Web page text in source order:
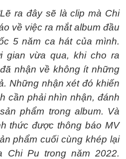
ra đây sẽ là clip mà Chi
về việc ra mắt album đầu
5 năm ca hát của mình.
gian vừa qua, khi cho ra
nhận về không ít những
Những nhận xét đó khiến
cần phải nhìn nhận, đánh
phẩm trong album. Và
thức được thông báo MV
phẩm cuối cùng khép lại
Chi Pu trong năm 2022.